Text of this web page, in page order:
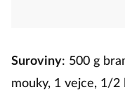
Suroviny: 500 g
mouky, 1 vejce, 1/2